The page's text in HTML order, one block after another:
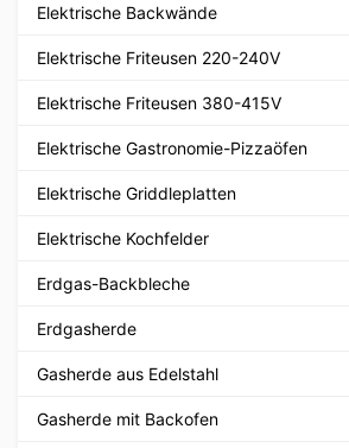
Elektrische Backwände
Elektrische Friteusen 220-240V
Elektrische Friteusen 380-415V
Elektrische Gastronomie-Pizzaöfen
Elektrische Griddleplatten
Elektrische Kochfelder
Erdgas-Backbleche
Erdgasherde
Gasherde aus Edelstahl
Gasherde mit Backofen